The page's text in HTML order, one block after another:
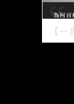
【